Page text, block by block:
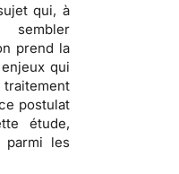
qui, à
prend la
qui
postulat
étude,
parmi les